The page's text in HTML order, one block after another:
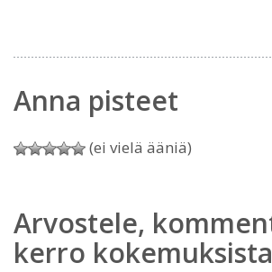
Anna pisteet
(ei vielä ääniä)
Arvostele,
kerro kokemuksista